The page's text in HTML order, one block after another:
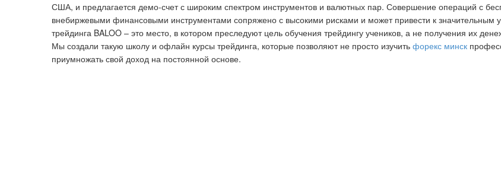
США, и предлагается демо-счет с широким спектром инструментов и валютных пар. Совершение операций с
внебиржевыми финансовыми инструментами сопряжено с высокими рисками и может привести к значительным
трейдинга BALOO – это место, в котором преследуют цель обучения трейдингу учеников, а не получения их
Мы создали такую школу и офлайн курсы трейдинга, которые позволяют не просто изучить форекс минск
приумножать свой доход на постоянной основе.